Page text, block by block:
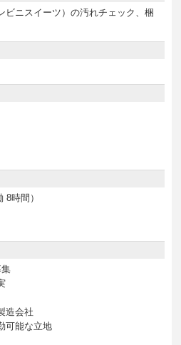
ビニスイーツ）の汚れチェック、梱
時間）
造会社
可能な立地